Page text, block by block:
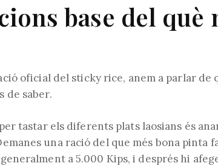
base del què
oficial del sticky rice, anem a parlar de
de saber.
tastar els diferents plats laosians és
una ració del que més bona pinta
a 5.000 Kips, i després hi